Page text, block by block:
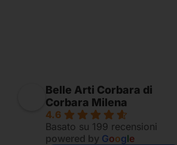
Belle Arti Corbara di
Corbara Milena
4.6
Basato su 199 recensioni
powered by Google
7 mesi fa
Fornito per appassionati